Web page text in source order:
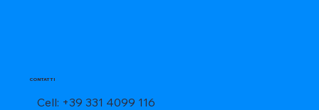
CONTATTI
Cell: +39 331 4099 116